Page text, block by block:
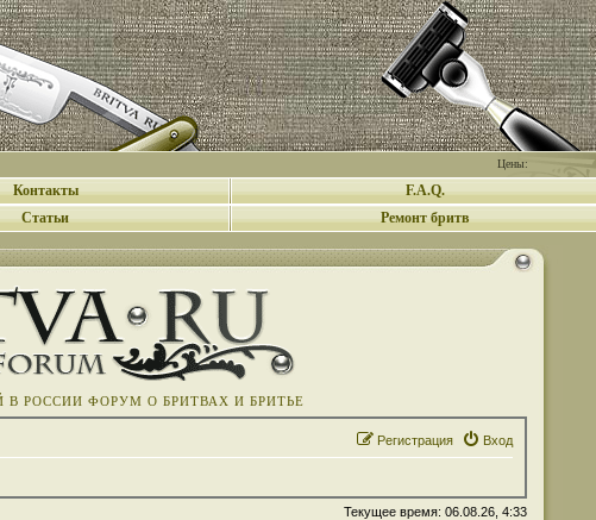
Цены:
Контакты
F.A.Q.
Статьи Ремонт бритв
РОССИИ ФОРУМ О БРИТВАХ И БРИТЬЕ
Вход
Регистрация
Текущее время: 06.08.26, 4:33